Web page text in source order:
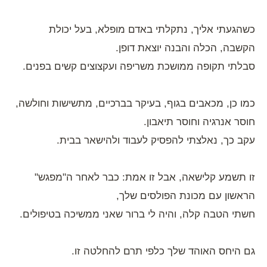
כשהגעתי אליך, נתקלתי באדם מופלא, בעל יכולת
הקשבה, הכלה והבנה יוצאת דופן.
סבלתי תקופה ממושכת משריפה ועקצוצים קשים בפנים.
כמו כן, מכאבים בגוף, בעיקר בברכיים, מתשישות וחולשה,
חוסר אנרגיה וחוסר תיאבון.
עקב כך, נאלצתי להפסיק לעבוד ולהישאר בבית.
זו תשמע קלישאה, אבל זו אמת: כבר לאחר ה"מפגש"
הראשון עם מכונת הפולסים שלך,
חשתי הטבה קלה, והיה לי ברור שאני ממשיכה בטיפולים.
גם היחס האוהד שלך כלפי תרם להחלטה זו.